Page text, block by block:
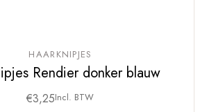
HAARKNIPJES
Rendier donker blauw
€3,25Incl. BTW